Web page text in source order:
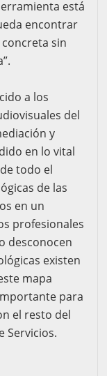
está
encontrar
sin
a los
del
y
en lo vital
todo el
de las
en un
profesionales
desconocen
existen
mapa
para
el resto del
Servicios.